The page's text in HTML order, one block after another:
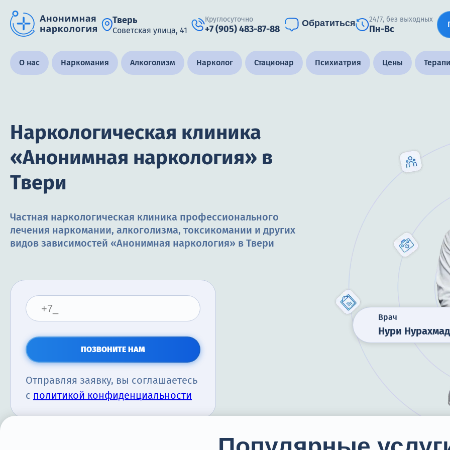
Тверь
Советская улица, 41
Круглосуточно
+7 (905) 483-87-88
Обратиться 24/7, без выходных
Пн-Вс
Получить помощь специалиста
+7 (905) 483-87-88
Адрес call-центра
Тверь, Советская улица, 41
О нас Наркомания Алкоголизм Нарколог Стационар Психиатрия Цены
Наркологическая клиника
«Анонимная наркология» в
Твери
Частная наркологическая клиника профессионального
лечения наркомании, алкоголизма, токсикомании и других
видов зависимостей «Анонимная наркология» в Твери
ПОЗВОНИТЕ НАМ
Отправляя заявку, вы соглашаетесь
с политикой конфиденциальности
Врач
Нури Нурахмад